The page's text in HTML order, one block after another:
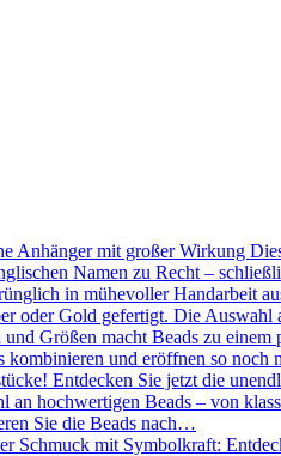
Anhänger mit großer Wirkung
Namen zu Recht –
in mühevoller Handarbeit
oder Gold gefertigt. Die Auswahl
Größen macht Beads zu
kombinieren und eröffnen so noch
Entdecken Sie jetzt die
an hochwertigen Beads – von
Sie die Beads nach…
Schmuck mit Symbolkraft: